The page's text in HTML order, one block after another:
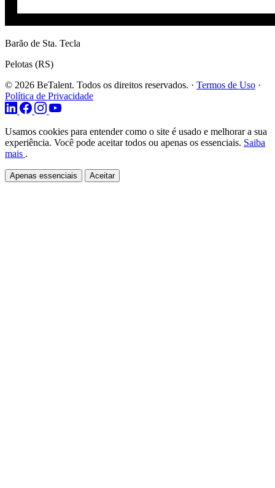
Barão de Sta. Tecla
Pelotas (RS)
© 2026 BeTalent. Todos os direitos reservados. · Termos de Uso ·
Política de Privacidade
Usamos cookies para entender como o site é usado e melhorar a sua
experiência. Você pode aceitar todos ou apenas os essenciais. Saiba
mais .
Apenas essenciais Aceitar